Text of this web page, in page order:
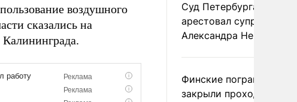
воздушного
сказались на
Суд Петербурга заочно
арестовал супругу
Александра Невзорова
Финские пограничники
закрыли проходы для